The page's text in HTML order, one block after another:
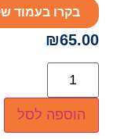
בקרו בעמוד
₪65.00
הוספה לסל